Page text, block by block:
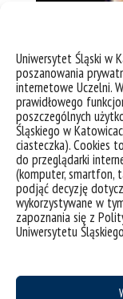
Uniwersytet Śląski w
poszanowania
internetowe Uczelni.
prawidłowego
poszczególnych
Śląskiego w
ciasteczka). Cookies
do przeglądarki
(komputer, smartfon,
podjąć decyzję
wykorzystywane w
zapoznania się z
Uniwersytetu
prof. Jerzy